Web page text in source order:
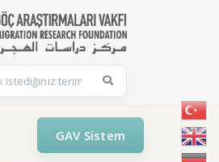
GAV Sistem